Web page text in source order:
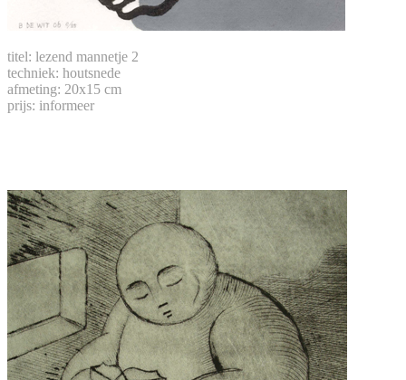
titel: lezend mannetje 2
techniek: houtsnede
afmeting: 20x15 cm
prijs: informeer